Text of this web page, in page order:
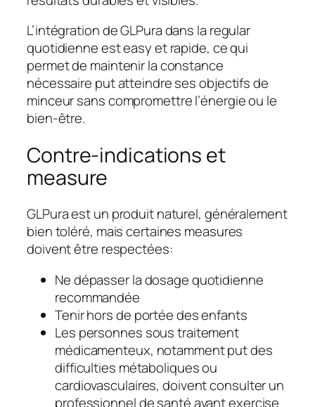
L’intégration de GLPura dans la regular
quotidienne est easy et rapide, ce qui
permet de maintenir la constance
nécessaire put atteindre ses objectifs de
minceur sans compromettre l’énergie ou le
bien-être.
Contre-indications et
measure
GLPura est un produit naturel, généralement
bien toléré, mais certaines measures
doivent être respectées:
Ne dépasser la dosage quotidienne
recommandée
Tenir hors de portée des enfants
Les personnes sous traitement
médicamenteux, notamment put des
difficulties métaboliques ou
cardiovasculaires, doivent consulter un
professionnel de santé avant exercise